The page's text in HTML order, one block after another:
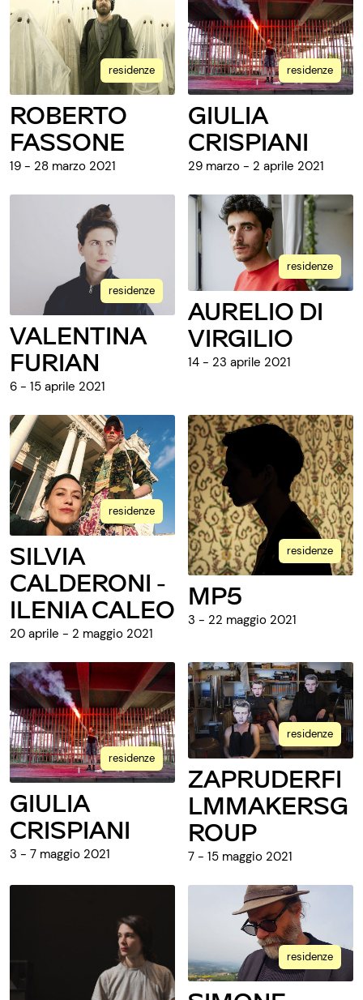
residenze
ROBERTO
FASSONE
19 - 28 marzo 2021
residenze
GIULIA
CRISPIANI
29 marzo - 2 aprile 2021
residenze
VALENTINA
FURIAN
6 - 15 aprile 2021
residenze
AURELIO DI
VIRGILIO
14 - 23 aprile 2021
residenze
SILVIA
CALDERONI -
ILENIA CALEO
20 aprile - 2 maggio 2021
residenze
MP5
3 - 22 maggio 2021
residenze
GIULIA
CRISPIANI
3 - 7 maggio 2021
residenze
ZAPRUDERFI
LMMAKERSG
ROUP
7 - 15 maggio 2021
residenze